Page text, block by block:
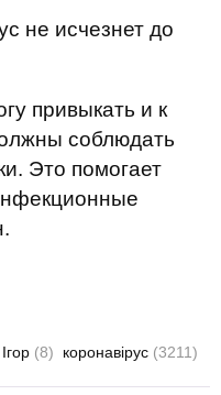
не исчезнет до
привыкать и к
соблюдать
Это помогает
(8) коронавірус (3211)